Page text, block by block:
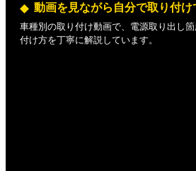
動画を見ながら自分で取り付け
車種別の取り付け動画で、電源取り出し
付け方を丁寧に解説しています。